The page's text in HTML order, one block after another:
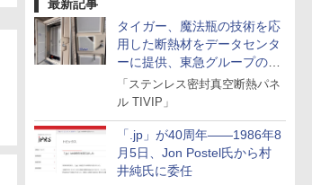
最新記事
タイガー、魔法瓶の技術を応
用した断熱材をデータセンタ
ーに提供、東急グループの実
証実験で
「ステンレス密封真空断熱パネ
ル TIVIP」
「.jp」が40周年――1986年8
月5日、Jon Postel氏から村
井純氏に委任